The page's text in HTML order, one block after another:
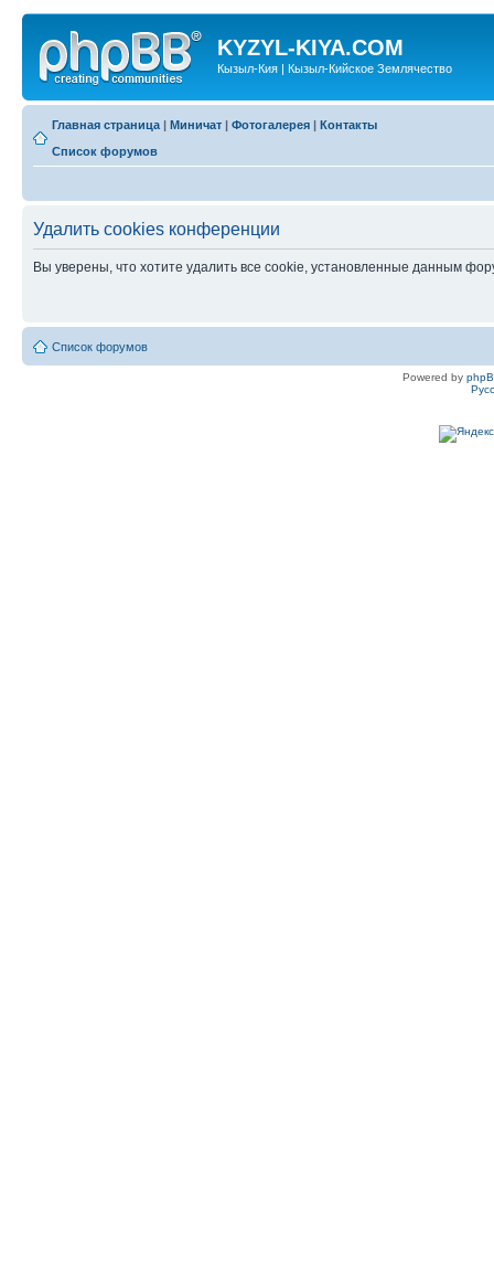
KYZYL-KIYA.COM
Кызыл-Кия | Кызыл-Кийское Землячество
Главная страница | Миничат | Фотогалерея | Контакты
Список форумов
Удалить cookies конференции
Вы уверены, что хотите удалить все cookie, установленные данным
Список форумов
Powered by